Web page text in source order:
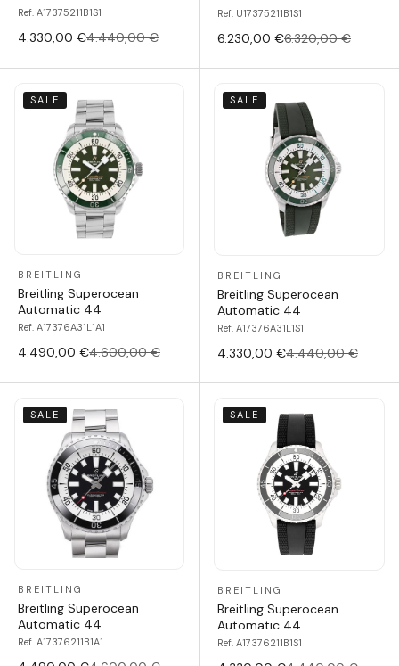
Ref. A17375211B1S1
4.330,00 €4.440,00 €
Ref. U17375211B1S1
6.230,00 €6.320,00 €
SALE
BREITLING
Breitling Superocean
Automatic 44
Ref. A17376A31L1A1
4.490,00 €4.600,00 €
SALE
BREITLING
Breitling Superocean
Automatic 44
Ref. A17376A31L1S1
4.330,00 €4.440,00 €
SALE
BREITLING
Breitling Superocean
Automatic 44
Ref. A17376211B1A1
SALE
BREITLING
Breitling Superocean
Automatic 44
Ref. A17376211B1S1